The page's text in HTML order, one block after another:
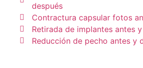
después
Contractura capsular fotos
Retirada de implantes antes
Reducción de pecho antes y